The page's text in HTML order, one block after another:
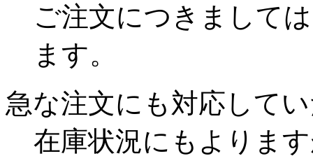
ご注文につきまして
ます。
急な注文にも対応して
在庫状況にもよりま